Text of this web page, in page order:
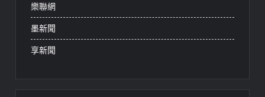
樂聯網
墨新聞
享新聞